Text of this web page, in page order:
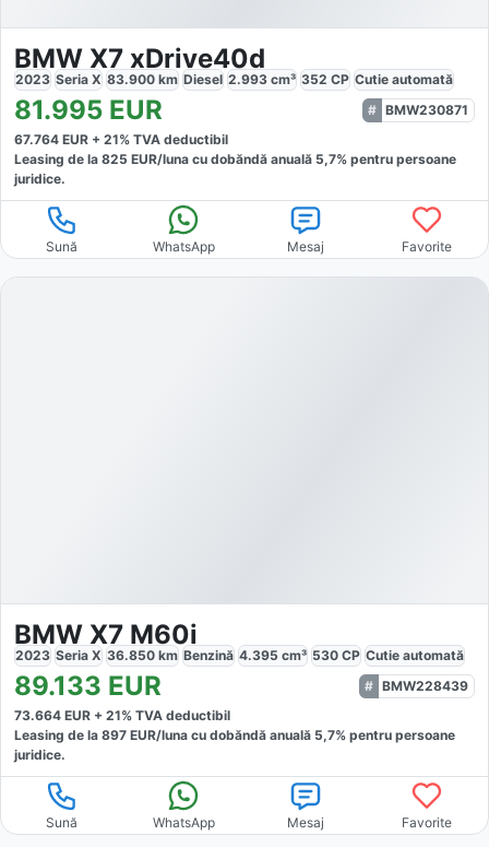
BMW X7 xDrive40d
2023 Seria X 83.900 km Diesel 2.993 cm³ 352 CP Cutie automată
81.995 EUR
BMW230871
67.764 EUR + 21% TVA deductibil
Leasing de la 825 EUR/luna cu dobăndă anuală 5,7% pentru persoane
juridice.
Sună WhatsApp Mesaj Favorite
BMW X7 M60i
2023 Seria X 36.850 km Benzină 4.395 cm³ 530 CP Cutie automată
89.133 EUR
BMW228439
73.664 EUR + 21% TVA deductibil
Leasing de la 897 EUR/luna cu dobăndă anuală 5,7% pentru persoane
juridice.
Sună WhatsApp Mesaj Favorite